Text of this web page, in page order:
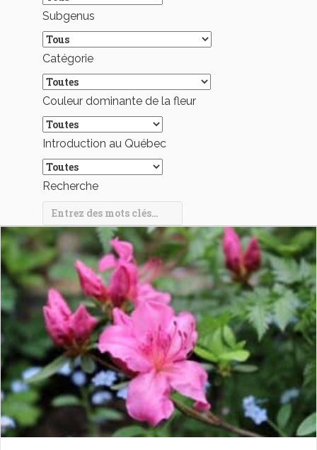
Subgenus
Catégorie
Couleur dominante de la fleur
Introduction au Québec
Recherche